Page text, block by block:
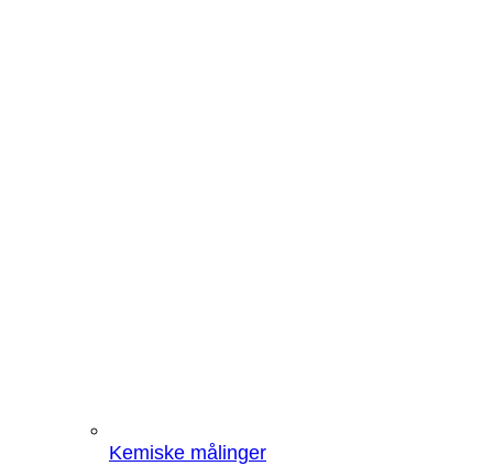
Kemiske målinger